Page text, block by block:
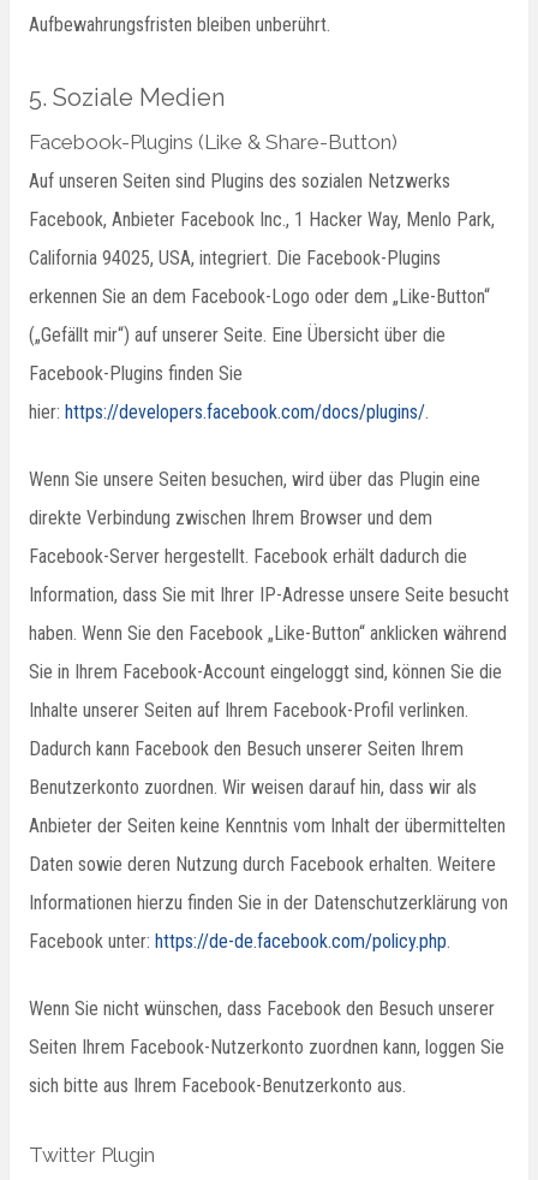
Aufbewahrungsfristen bleiben unberührt.
5. Soziale Medien
Facebook-Plugins (Like & Share-Button)
Auf unseren Seiten sind Plugins des sozialen Netzwerks
Facebook, Anbieter Facebook Inc., 1 Hacker Way, Menlo Park,
California 94025, USA, integriert. Die Facebook-Plugins
erkennen Sie an dem Facebook-Logo oder dem „Like-Button“
(„Gefällt mir“) auf unserer Seite. Eine Übersicht über die
Facebook-Plugins finden Sie
hier: https://developers.facebook.com/docs/plugins/
Wenn Sie unsere Seiten besuchen, wird über das Plugin eine
direkte Verbindung zwischen Ihrem Browser und dem
Facebook-Server hergestellt. Facebook erhält dadurch die
Information, dass Sie mit Ihrer IP-Adresse unsere Seite besucht
haben. Wenn Sie den Facebook „Like-Button“ anklicken während
Sie in Ihrem Facebook-Account eingeloggt sind, können Sie die
Inhalte unserer Seiten auf Ihrem Facebook-Profil verlinken.
Dadurch kann Facebook den Besuch unserer Seiten Ihrem
Benutzerkonto zuordnen. Wir weisen darauf hin, dass wir als
Anbieter der Seiten keine Kenntnis vom Inhalt der übermittelten
Daten sowie deren Nutzung durch Facebook erhalten. Weitere
Informationen hierzu finden Sie in der Datenschutzerklärung von
Facebook unter: https://de-de.facebook.com/policy.php
Wenn Sie nicht wünschen, dass Facebook den Besuch unserer
Seiten Ihrem Facebook-Nutzerkonto zuordnen kann, loggen Sie
sich bitte aus Ihrem Facebook-Benutzerkonto aus.
Twitter Plugin